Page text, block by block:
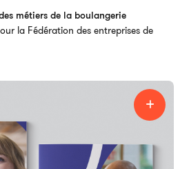
métiers de la boulangerie
la Fédération des entreprises de